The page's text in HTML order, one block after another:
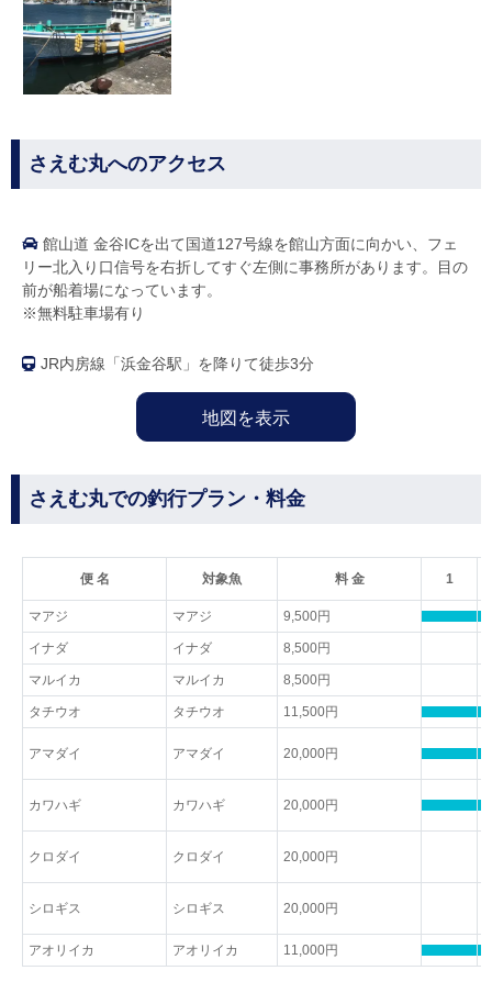
さえむ丸へのアクセス
館山道 金谷ICを出て国道127号線を館山方面に向かい、フェ
リー北入り口信号を右折してすぐ左側に事務所があります。目の
前が船着場になっています。
※無料駐車場有り
JR内房線「浜金谷駅」を降りて徒歩3分
地図を表示
さえむ丸での釣行プラン・料金
便 名 対象魚 料 金 1
マアジ マアジ 9,500円
イナダ イナダ 8,500円
マルイカ マルイカ 8,500円
タチウオ タチウオ 11,500円
アマダイ アマダイ 20,000円
カワハギ カワハギ 20,000円
クロダイ クロダイ 20,000円
シロギス シロギス 20,000円
アオリイカ アオリイカ 11,000円